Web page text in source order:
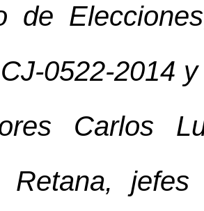
de
0522-2014
Carlos
Retana,